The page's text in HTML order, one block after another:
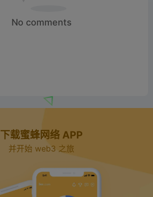
No comments
下载蜜蜂网络 APP
并开始 web3 之旅